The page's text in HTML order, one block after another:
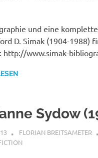
und eine
D. Simak (1904-1988)
http://www.simak-
Sydow
FLORIAN BREITSAMETER